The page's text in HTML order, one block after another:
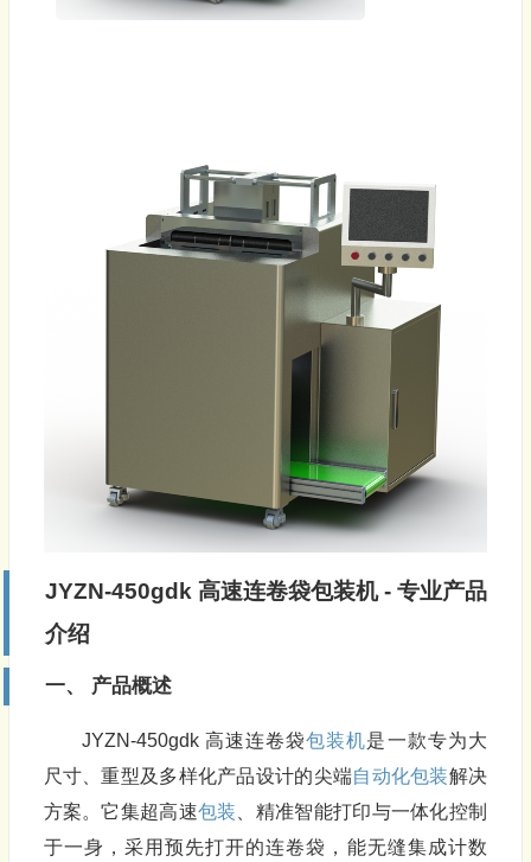
JYZN-450gdk 高速连卷袋包装机- 专业产品
介绍
一、 产品概述
JYZN-450gdk 高速连卷袋包装机是一款专为大
尺寸、重型及多样化产品设计的尖端自动化包装解决
方案。它集超高速包装 、精准智能打印与一体化控制
于一身，采用预先打开的连卷袋，能无缝集成计数